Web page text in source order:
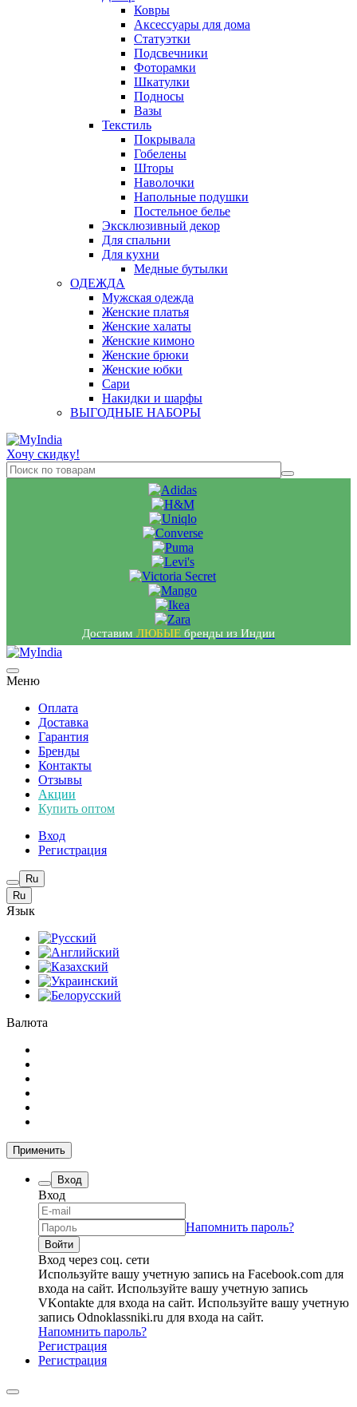
Ковры
Аксессуары для дома
Статуэтки
Подсвечники
Фоторамки
Шкатулки
Подносы
Вазы
Текстиль
Покрывала
Гобелены
Шторы
Наволочки
Напольные подушки
Постельное белье
Эксклюзивный декор
Для спальни
Для кухни
Медные бутылки
ОДЕЖДА
Мужская одежда
Женские платья
Женские халаты
Женские кимоно
Женские брюки
Женские юбки
Сари
Накидки и шарфы
ВЫГОДНЫЕ НАБОРЫ
Хочу скидку!
Доставим ЛЮБЫЕ бренды из Индии
Меню
Оплата
Доставка
Гарантия
Бренды
Контакты
Отзывы
Акции
Купить оптом
Вход
Регистрация
Ru
Ru
Язык
Валюта
Применить
Вход
Вход
Напомнить пароль?
Вход через соц. сети
Используйте вашу учетную запись на Facebook.com для
входа на сайт. Используйте вашу учетную запись
VKontakte для входа на сайт. Используйте вашу учетную
запись Odnoklassniki.ru для входа на сайт.
Напомнить пароль?
Регистрация
Регистрация